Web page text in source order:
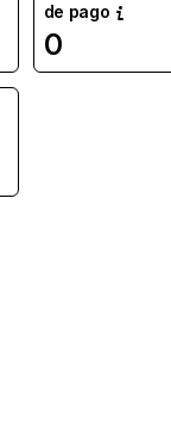
de pago
0